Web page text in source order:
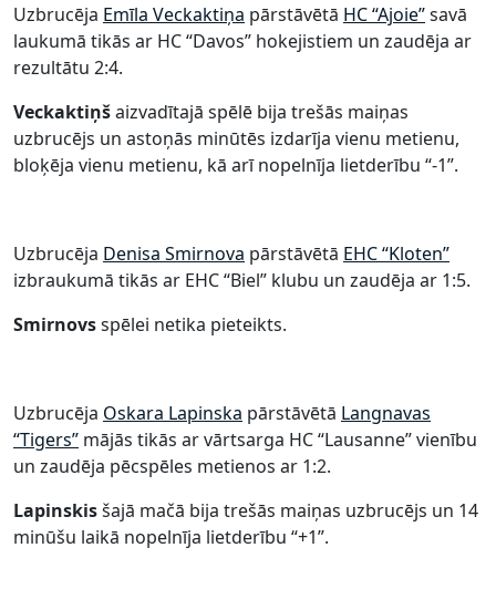
Uzbrucēja Emīla Veckaktiņa pārstāvētā HC “Ajoie”savā
laukumā tikās ar HC “Davos” hokejistiem un zaudēja ar
rezultātu 2:4.
Veckaktiņšaizvadītajā spēlē bija trešās maiņas
uzbrucējs un astoņās minūtēs izdarīja vienu metienu,
bloķēja vienu metienu, kā arī nopelnīja lietderību “-1”.
Uzbrucēja Denisa Smirnova pārstāvētā EHC “Kloten”
izbraukumā tikās ar EHC “Biel” klubu un zaudēja ar 1:5.
Smirnovsspēlei netika pieteikts.
Uzbrucēja Oskara Lapinska pārstāvētā Langnavas
“Tigers” mājās tikās ar vārtsarga HC “Lausanne” vienību
un zaudēja pēcspēles metienos ar 1:2.
Lapinskisšajā mačā bija trešās maiņas uzbrucējs un 14
minūšu laikā nopelnīja lietderību “+1”.